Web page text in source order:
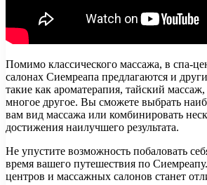
Помимо классического массажа, в спа-
салонах Сиемреапа предлагаются и
такие как ароматерапия, тайский
многое другое. Вы сможете выбрать
вам вид массажа или комбинировать
достижения наилучшего результата.
Не упустите возможность побаловать
время вашего путешествия по
центров и массажных салонов станет